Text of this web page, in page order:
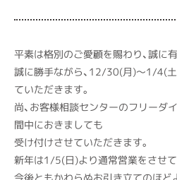
平素は格別のご愛顧を賜わり、誠に
誠に勝手ながら、12/30(月)～1/4(
ていただきます。
尚、お客様相談センターのフリーダ
間中におきましても
受け付けさせていただきます。
新年は1/5(日)より通常営業をさせて